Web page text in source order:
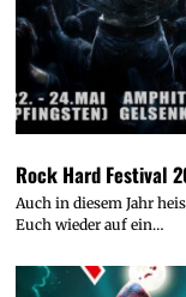
Rock Hard Festival
Auch in diesem Jahr
Euch wieder auf ein…